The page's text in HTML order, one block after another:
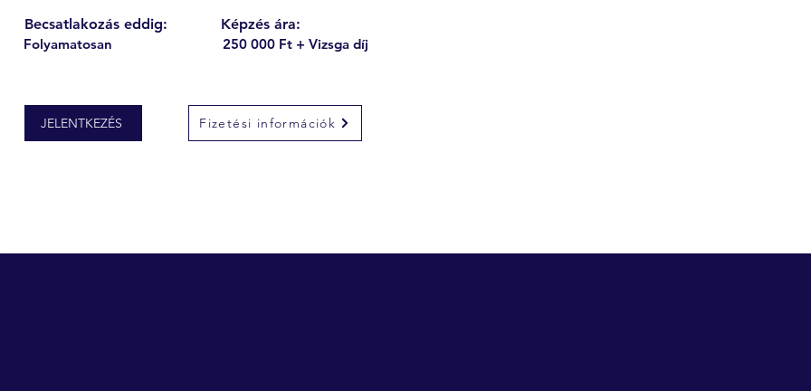
Becsatlakozás eddig:
Folyamatosan
Képzés ára:
250 000 Ft + Vizsga díj
JELENTKEZÉS Fizetési információk